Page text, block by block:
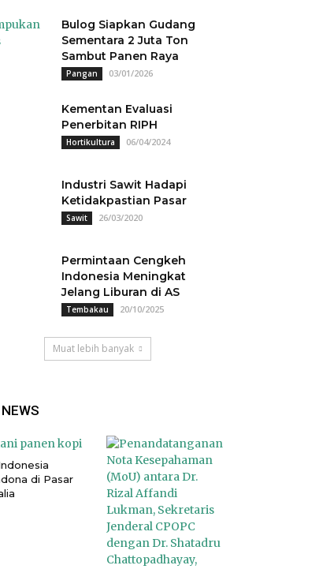
Bulog Siapkan Gudang
Sementara 2 Juta Ton
Sambut Panen Raya
Pangan 03/01/2026
Kementan Evaluasi
Penerbitan RIPH
Hortikultura 06/04/2024
Industri Sawit Hadapi
Ketidakpastian Pasar
Sawit 26/03/2020
Permintaan Cengkeh
Indonesia Meningkat
Jelang Liburan di AS
Tembakau 20/10/2025
Muat lebih banyak
di Pasar